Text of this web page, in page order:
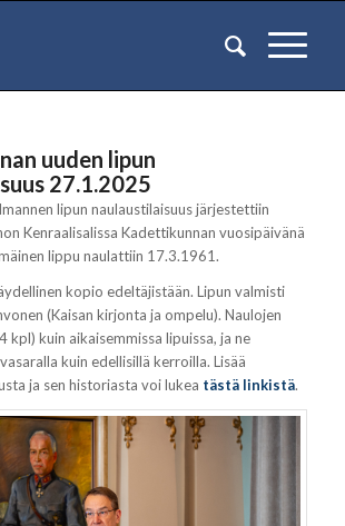
uuden lipun
27.1.2025
lipun naulaustilaisuus järjestettiin
Kenraalisalissa Kadettikunnan vuosipäivänä
lippu naulattiin 17.3.1961.
kopio edeltäjistään. Lipun valmisti
(Kaisan kirjonta ja ompelu). Naulojen
kpl) kuin aikaisemmissa lipuissa, ja ne
kuin edellisillä kerroilla. Lisää
ja sen historiasta voi lukea tästä linkistä.